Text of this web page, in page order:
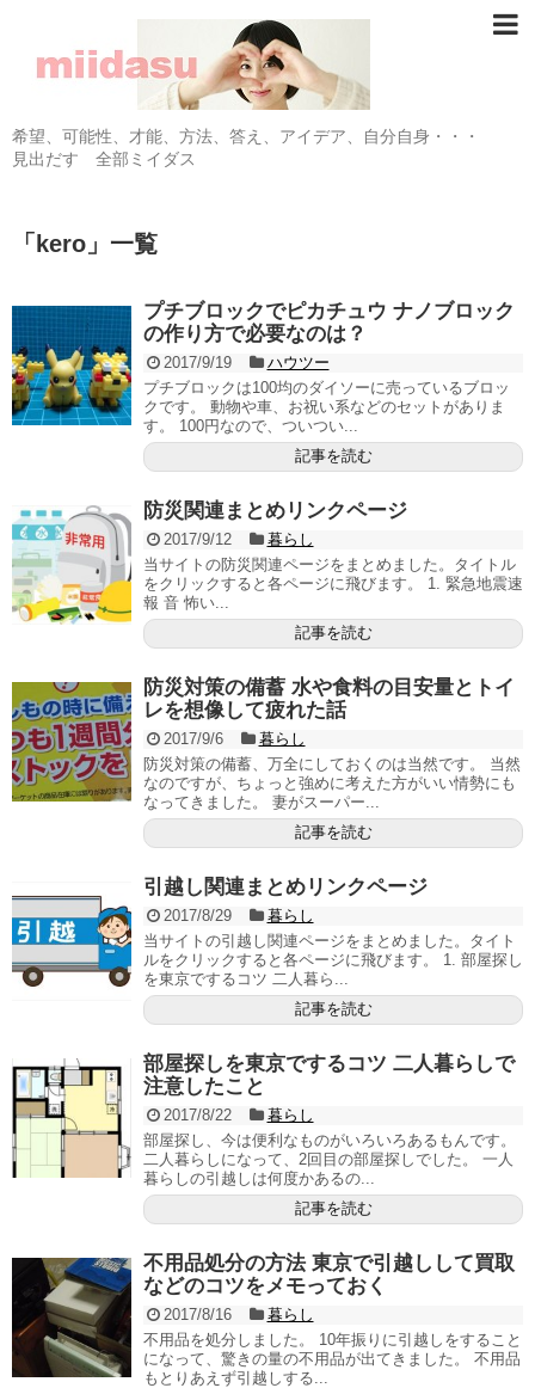
希望、可能性、才能、方法、答え、アイデア、自分自身・・・
見出だす 全部ミイダス
「 kero 」 一覧
プチブロックでピカチュウ ナノブロック
の作り方で必要なのは？
2017/9/19
ハウツー
プチブロックは100均のダイソーに売っているブロッ
クです。 動物や車、お祝い系などのセットがありま
す。 100円なので、ついつい...
記事を読む
防災関連まとめリンクページ
2017/9/12
暮らし
当サイトの防災関連ページをまとめました。タイトル
をクリックすると各ページに飛びます。 1. 緊急地震速
報 音 怖い...
記事を読む
防災対策の備蓄 水や食料の目安量とトイ
レを想像して疲れた話
2017/9/6
暮らし
防災対策の備蓄、万全にしておくのは当然です。 当然
なのですが、ちょっと強めに考えた方がいい情勢にも
なってきました。 妻がスーパー...
記事を読む
引越し関連まとめリンクページ
2017/8/29
暮らし
当サイトの引越し関連ページをまとめました。タイト
ルをクリックすると各ページに飛びます。 1. 部屋探し
を東京でするコツ 二人暮ら...
記事を読む
部屋探しを東京でするコツ 二人暮らしで
注意したこと
2017/8/22
暮らし
部屋探し、今は便利なものがいろいろあるもんです。
二人暮らしになって、2回目の部屋探しでした。 一人
暮らしの引越しは何度かあるの...
記事を読む
不用品処分の方法 東京で引越しして買取
などのコツをメモっておく
2017/8/16
暮らし
不用品を処分しました。 10年振りに引越しをすること
になって、驚きの量の不用品が出てきました。 不用品
もとりあえず引越しする...